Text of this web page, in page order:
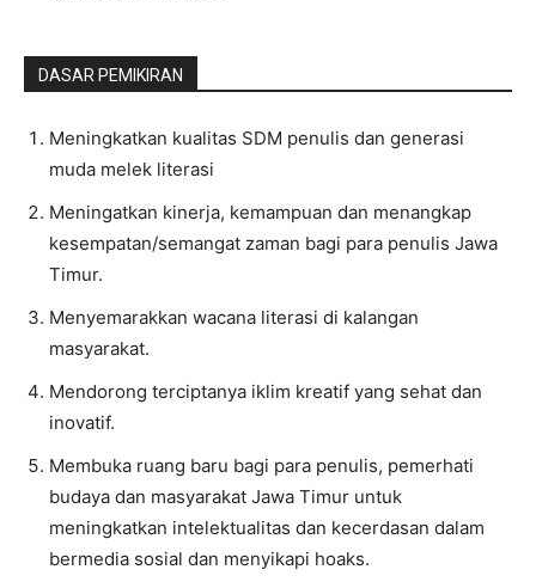
DASAR PEMIKIRAN
Meningkatkan kualitas SDM penulis dan generasi
muda melek literasi
Meningatkan kinerja, kemampuan dan menangkap
kesempatan/semangat zaman bagi para penulis Jawa
Timur.
Menyemarakkan wacana literasi di kalangan
masyarakat.
Mendorong terciptanya iklim kreatif yang sehat dan
inovatif.
Membuka ruang baru bagi para penulis, pemerhati
budaya dan masyarakat Jawa Timur untuk
meningkatkan intelektualitas dan kecerdasan dalam
bermedia sosial dan menyikapi hoaks.